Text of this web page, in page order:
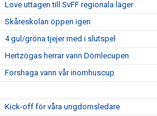
Love uttagen till SvFF regionala läger
Skåreskolan öppen igen
4 gul/gröna tjejer med i slutspel
Hertzögas herrar vann Dömlecupen
Forshaga vann vår inomhuscup
Kick-off för våra ungdomsledare